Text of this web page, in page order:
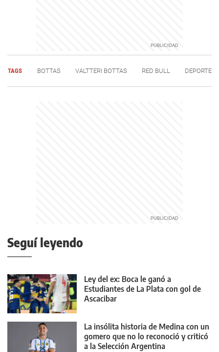
TAGS BOTTAS VALTTERI BOTTAS RED BULL DEPORTE
Seguí leyendo
Ley del ex: Boca le ganó a
Estudiantes de La Plata con gol de
Ascacibar
La insólita historia de Medina con un
gomero que no lo reconoció y criticó
a la Selección Argentina